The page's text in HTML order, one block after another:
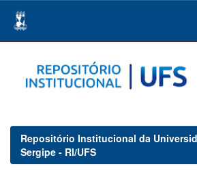
navigation
Repositório Institucional da
Sergipe - RI/UFS